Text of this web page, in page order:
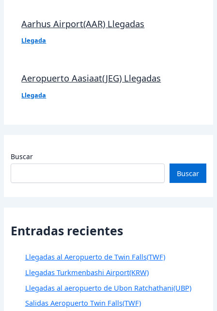
Aarhus Airport(AAR) Llegadas
Llegada
Aeropuerto Aasiaat(JEG) Llegadas
Llegada
Buscar
Buscar
Entradas recientes
Llegadas al Aeropuerto de Twin Falls(TWF)
Llegadas Turkmenbashi Airport(KRW)
Llegadas al aeropuerto de Ubon Ratchathani(UBP)
Salidas Aeropuerto Twin Falls(TWF)